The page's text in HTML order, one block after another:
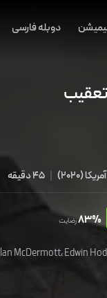
دوبله فارسی
آمریکا(
2020
)
|
83%رضایت
McDermott،Edwin